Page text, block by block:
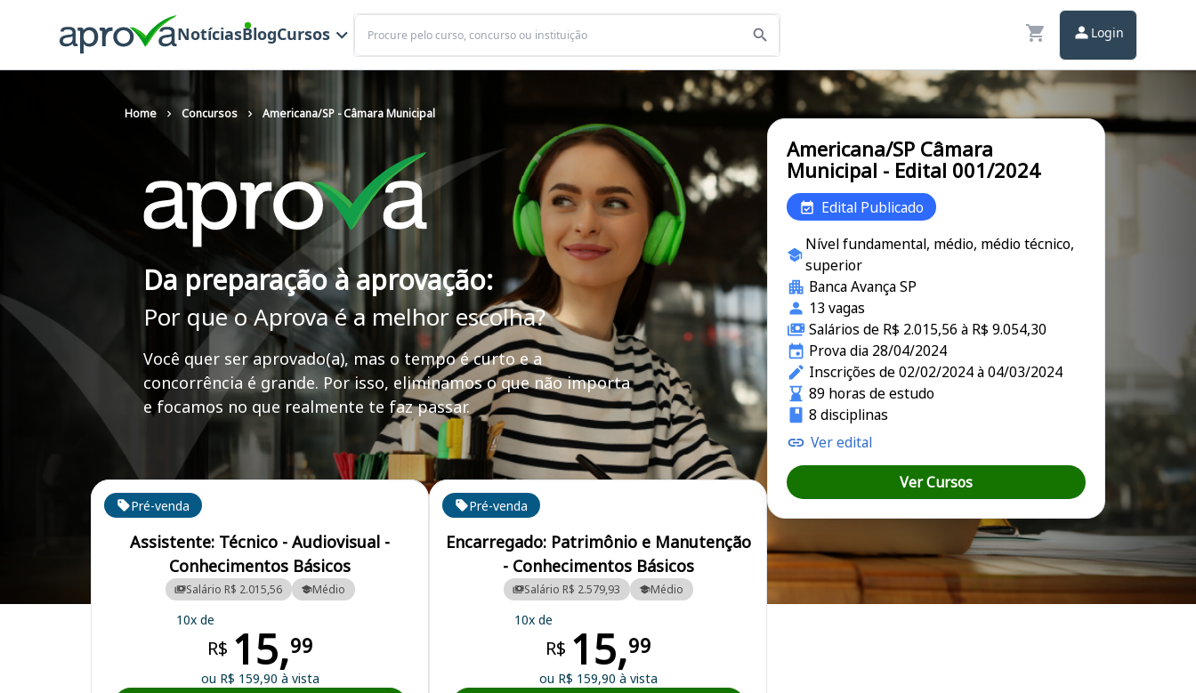
NotíciasBlogCursos
Buscar
Login
Home Concursos Americana/SP - Câmara Municipal
Da preparação à aprovação:
Por que o Aprova é a melhor escolha?
Você quer ser aprovado(a), mas o tempo é curto e a
concorrência é grande. Por isso, eliminamos o que não importa
e focamos no que realmente te faz passar.
Curso Preparatório para o Concurso Americana/SP - Câmara Municipal
Cursos em destaque para passar no concurso
Pré-venda
Assistente: Técnico - Audiovisual -
Conhecimentos Básicos
Salário R$ 2.015,56 Médio
10x de
R$ 15,99
ou R$ 159,90 à vista
Pré-venda
Encarregado: Patrimônio e Manutenção
- Conhecimentos Básicos
Salário R$ 2.579,93 Médio
10x de
R$ 15,99
ou R$ 159,90 à vista
Americana/SP Câmara
Municipal - Edital 001/2024
Edital Publicado
Nível fundamental, médio, médio técnico,
superior
Banca Avança SP
13 vagas
Salários de R$ 2.015,56 à R$ 9.054,30
Prova dia 28/04/2024
Inscrições de 02/02/2024 à 04/03/2024
89 horas de estudo
8 disciplinas
Ver edital
Ver Cursos